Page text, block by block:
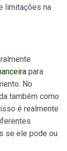
limitações na
para
No
também como
é realmente
se ele pode ou